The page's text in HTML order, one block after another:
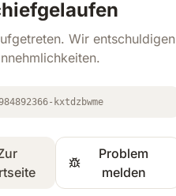
Wir entschuldigen
kxtdzbwme
Problem
melden